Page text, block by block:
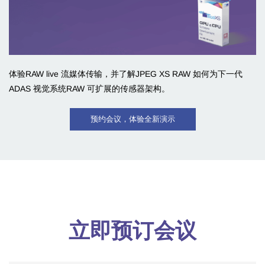
体验RAW live 流媒体传输，并了解JPEG XS RAW 如何为下一代
ADAS 视觉系统RAW 可扩展的传感器架构。
预约会议，体验全新演示
立即预订会议